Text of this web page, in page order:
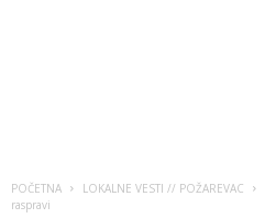
POČETNA LOKALNE VESTI // POŽAREVAC
raspravi